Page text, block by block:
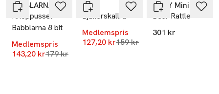
BABBLARNA
Knoppussel
Babblarna 8 bit
Medlemspris
143,20 krLägsta pris 30 dagar
179 kr
Brio
Bjällerskallra
Medlemspris
127,20 krLägsta pris 30 dagar
159 kr
OYOY Mini
Bear Rattle
301 kr